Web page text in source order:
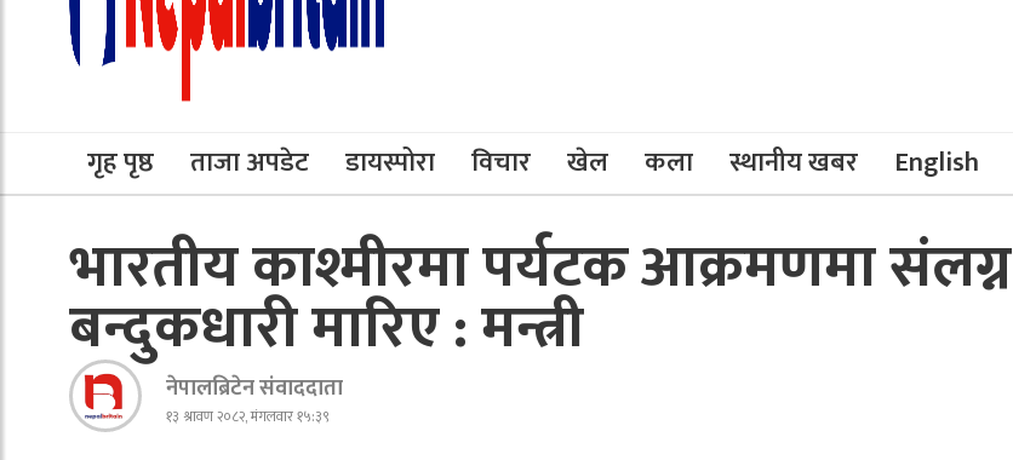
गृह पृष्ठ ताजा अपडेट डायस्पोरा विचार खेल कला स्थानीय खबर English
भारतीय काश्मीरमा पर्यटक आक्रमणमा संलग्न
बन्दुकधारी मारिए : मन्त्री
नेपालब्रिटेन संवाददाता
१३ श्रावण २०८२, मंगलवार १५:३९